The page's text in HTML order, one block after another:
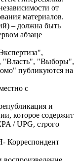
от
материалов.
– должна быть
абзаце
"Власть", "Выборы",
публикуются на
с
и
которое содержит
/ UPG, строго
Корреспондент